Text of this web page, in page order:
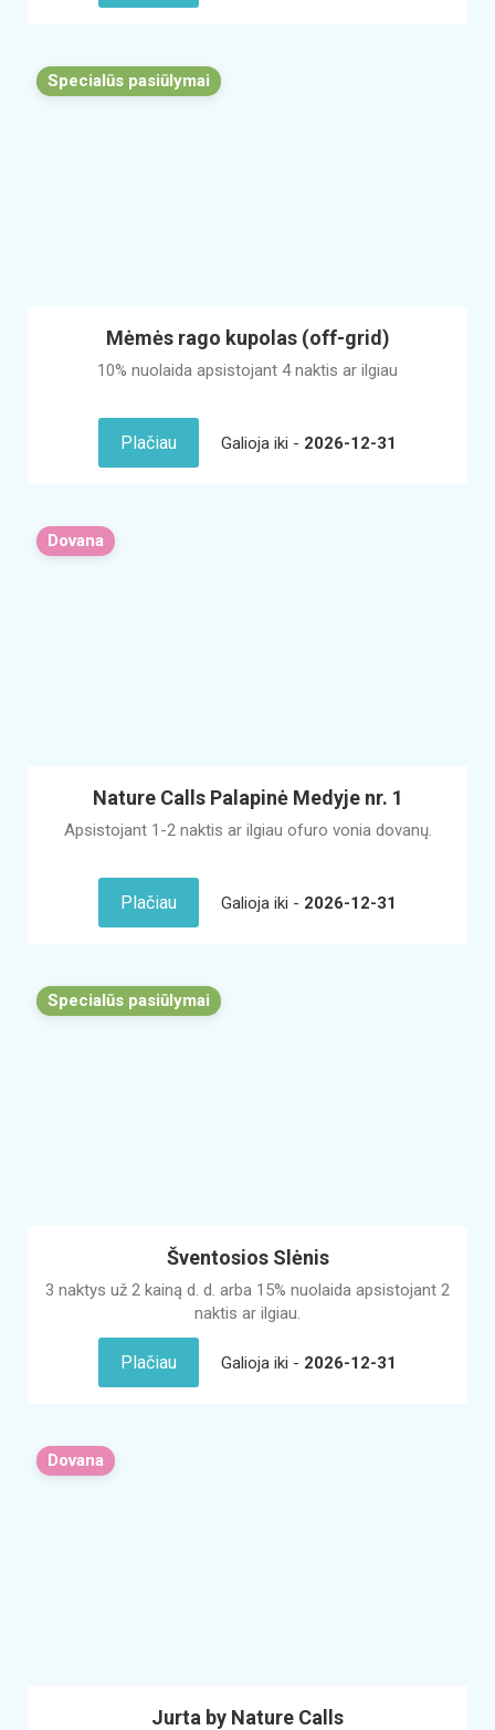
Specialūs pasiūlymai
Mėmės rago kupolas (off-grid)
10% nuolaida apsistojant 4 naktis ar ilgiau
Plačiau Galioja iki - 2026-12-31
Dovana
Nature Calls Palapinė Medyje nr. 1
Apsistojant 1-2 naktis ar ilgiau ofuro vonia dovanų.
Plačiau Galioja iki - 2026-12-31
Specialūs pasiūlymai
Šventosios Slėnis
3 naktys už 2 kainą d. d. arba 15% nuolaida apsistojant 2
naktis ar ilgiau.
Plačiau Galioja iki - 2026-12-31
Dovana
Jurta by Nature Calls